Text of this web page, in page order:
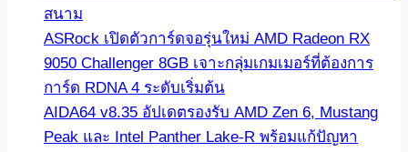
สนาม
ASRock เปิดตัวการ์ดจอรุ่นใหม่ AMD Radeon RX
9050 Challenger 8GB เจาะกลุ่มเกมเมอร์ที่ต้องการ
การ์ด RDNA 4 ระดับเริ่มต้น
AIDA64 v8.35 อัปเดตรองรับ AMD Zen 6, Mustang
Peak และ Intel Panther Lake-R พร้อมแก้ปัญหา